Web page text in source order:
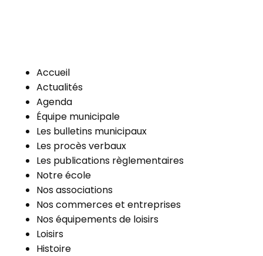
Accueil
Actualités
Agenda
Équipe municipale
Les bulletins municipaux
Les procès verbaux
Les publications règlementaires
Notre école
Nos associations
Nos commerces et entreprises
Nos équipements de loisirs
Loisirs
Histoire